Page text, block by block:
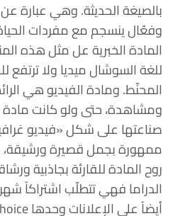
بالصيغة الحديثة. وهي عبارة
وفعّال ينسجم مع مفردات
المادة الخبرية عل مثل هذه
للغة السوشال ميديا ولا ترتفع
المحنّط. ومادة الفيديو هي
ومشاهدة، حتى ولو كانت مادة
صناعتها على شكل «فيديو
ممهورة بجمل قصيرة
روح المادة للقارئة بجاذبية
الدراما فهي تتطلّب اشتراكاً